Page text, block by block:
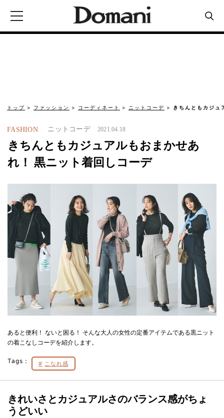
トップ ファッション コーディネート ニットコーデ きちんともカジュ
FASHION ニットコーデ 2021.04.18
きちんともカジュアルもおまかせあ
れ！ 黒ニット着回しコーデ
あると便利！ ないと困る！ そんな大人の女性の定番アイテムである黒ニット
の着こなしコーデを紹介します。
Tags： こなれ感
きれいさとカジュアルさのバランス感がちょ
うどいい